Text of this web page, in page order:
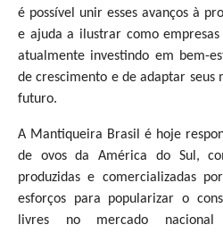
é possível unir esses avanços à
e ajuda a ilustrar como
atualmente investindo em bem-
de crescimento e de adaptar seus
futuro.
A Mantiqueira Brasil é hoje
de ovos da América do Sul,
produzidas e comercializadas
esforços para popularizar o
livres no mercado